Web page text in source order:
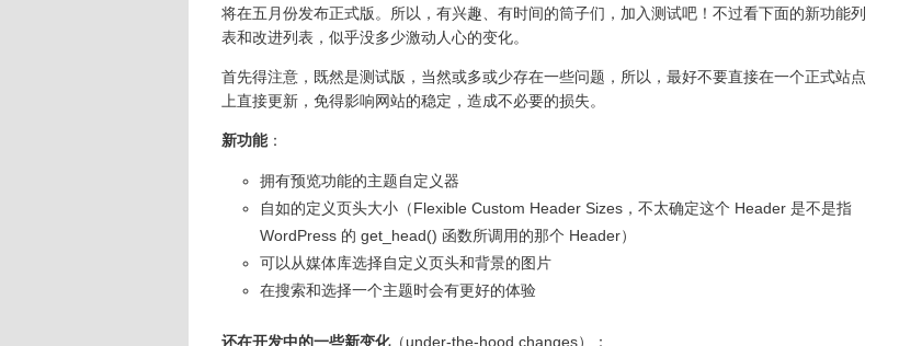
将在五月份发布正式版。所以，有兴趣、有时间的筒子们，加入测试吧！不过看下面的新功能列
表和改进列表，似乎没多少激动人心的变化。
首先得注意，既然是测试版，当然或多或少存在一些问题，所以，最好不要直接在一个正式站点
上直接更新，免得影响网站的稳定，造成不必要的损失。
新功能：
拥有预览功能的主题自定义器
自如的定义页头大小（Flexible Custom Header Sizes，不太确定这个 Header 是不是指
WordPress 的 get_head() 函数所调用的那个 Header）
可以从媒体库选择自定义页头和背景的图片
在搜索和选择一个主题时会有更好的体验
还在开发中的一些新变化（under-the-hood changes）：